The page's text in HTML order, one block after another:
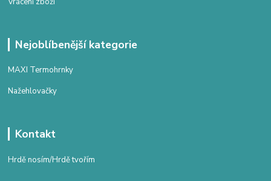
Nejoblíbenější kategorie
MAXI Termohrnky
Nažehlovačky
Kontakt
Hrdě nosím/Hrdě tvořím